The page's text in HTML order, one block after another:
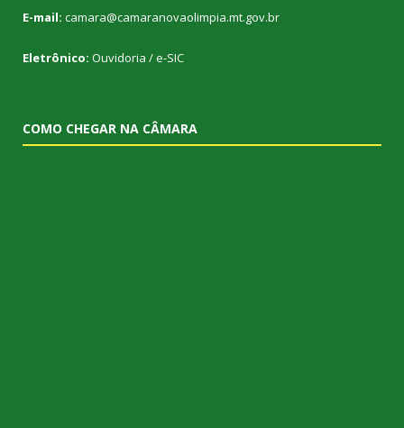
E-mail: camara@camaranovaolimpia.mt.gov.br
Eletrônico: Ouvidoria /e-SIC
COMO CHEGAR NA CÂMARA